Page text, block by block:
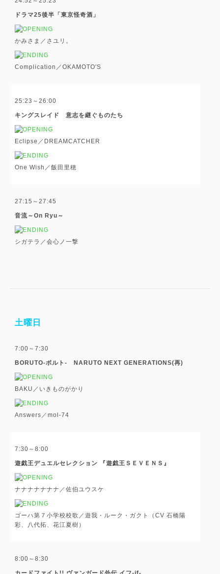
ドラマ25後半「東京怪奇酒」
かみさま／さユリ。
Complication／OKAMOTO'S
25:23～26:00
キングスレイド 意志を継ぐものたち
Eclipse／DREAMCATCHER
One Wish／飯田里穂
27:15～27:45
音流～On Ryu～
シガテラ／会心ノ一撃
土曜日
7:00～7:30
BORUTO-ボルト- NARUTO NEXT GENERATIONS(再)
BAKU／いきものがかり
Answers／mol-74
7:30～8:00
遊戯王デュエルセレクション 『遊戯王ＳＥＶＥＮＳ』
ナナナナナナナ／佐伯ユウスケ
ゴーハ第７小学校校歌／遊我・ルーク・ガクト（CV 石橋陽
彩、八代拓、花江夏樹）
8:00～8:30